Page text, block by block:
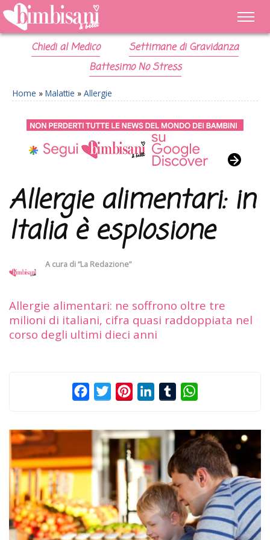
Chiedi al Medico
Settimane di Gravidanza
Battesimo No Stress
Home » Malattie » Allergie
Allergie alimentari: in
Italia è esplosione
A cura di“La Redazione”
Allergie alimentari: ne soffrono oltre tre
milioni di italiani, cifra quasi raddoppiata nel
corso degli ultimi dieci anni
FacebookTwitterPinterestLinkedInTumblr